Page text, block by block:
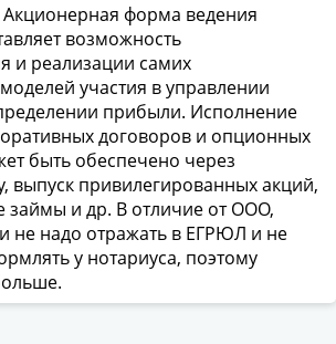
Акционерная форма ведения
возможность
и реализации самих
участия в управлении
прибыли. Исполнение
договоров и опционных
быть обеспечено через
выпуск привилегированных акций,
займы и др. В отличие от ООО,
не надо отражать в ЕГРЮЛ и не
у нотариуса, поэтому